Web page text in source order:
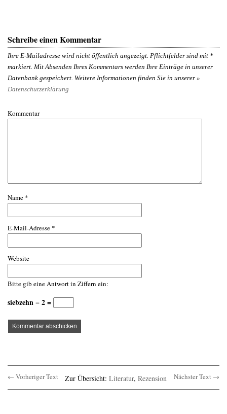
Schreibe einen Kommentar
Ihre E-Mailadresse wird nicht öffentlich angezeigt. Pflichtfelder sind mit *
markiert. Mit Absenden Ihres Kommentars werden Ihre Einträge in unserer
Datenbank gespeichert. Weitere Informationen finden Sie in unserer »
Datenschutzerklärung
Kommentar
Name *
E-Mail-Adresse *
Website
Bitte gib eine Antwort in Ziffern ein:
siebzehn − 2 =
← Vorheriger Text Zur Übersicht: Literatur, Rezension Nächster Text →